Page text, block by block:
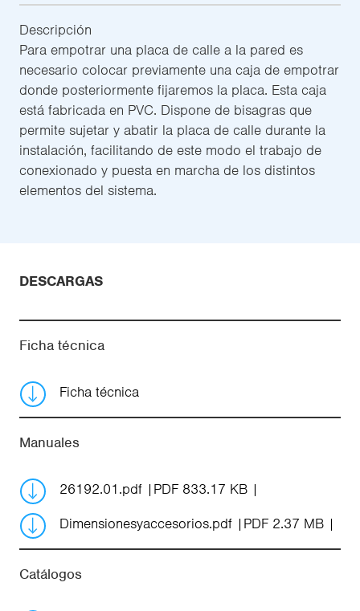
Descripción
Para empotrar una placa de calle a la pared es
necesario colocar previamente una caja de empotrar
donde posteriormente fijaremos la placa. Esta caja
está fabricada en PVC. Dispone de bisagras que
permite sujetar y abatir la placa de calle durante la
instalación, facilitando de este modo el trabajo de
conexionado y puesta en marcha de los distintos
elementos del sistema.
DESCARGAS
Ficha técnica
Ficha técnica
Manuales
26192.01.pdf
PDF 833.17 KB
Dimensionesyaccesorios.pdf
PDF 2.37 MB
Catálogos